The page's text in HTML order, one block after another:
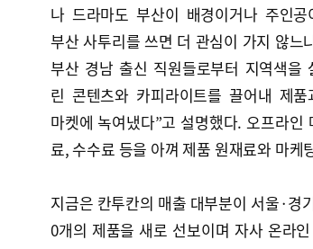
나 드라마도 부산이 배경이거나 주인공
부산 사투리를 쓰면 더 관심이 가지 않느
부산 경남 출신 직원들로부터 지역색을
린 콘텐츠와 카피라이트를 끌어내 제품
마켓에 녹여냈다”고 설명했다. 오프라
료, 수수료 등을 아껴 제품 원재료와 마케
지금은 칸투칸의 매출 대부분이 서울·경
0개의 제품을 새로 선보이며 자사 온라